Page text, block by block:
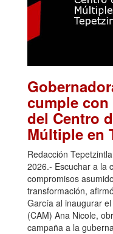
cumple
del Centro
Múltiple en
Redacción
2026.- Escuchar a la
compromisos
transformación,
García al inaugurar
(CAM) Ana Nicole,
campaña a la